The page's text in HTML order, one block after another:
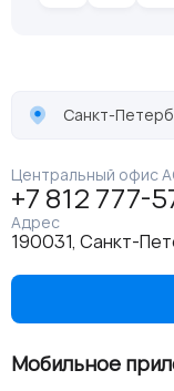
Санкт-
Центральный офис
+7 812 777-
Адрес
190031, Санкт-
Мобильное